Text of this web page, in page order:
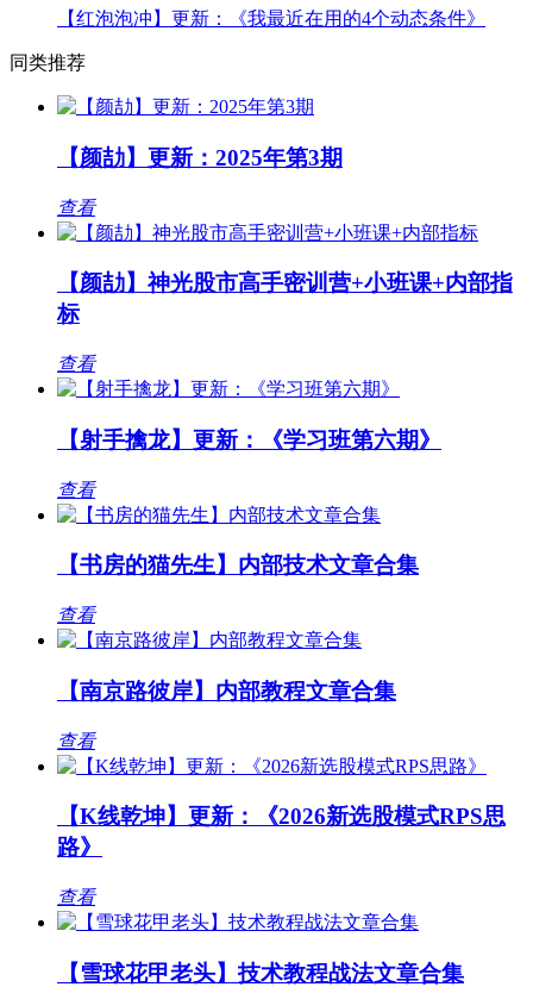
【红泡泡冲】更新：《我最近在用的4个动态条件》
同类推荐
【颜劼】更新：2025年第3期
查看
【颜劼】神光股市高手密训营+小班课+内部指
标
查看
【射手擒龙】更新：《学习班第六期》
查看
【书房的猫先生】内部技术文章合集
查看
【南京路彼岸】内部教程文章合集
查看
【K线乾坤】更新：《2026新选股模式RPS思
路》
查看
【雪球花甲老头】技术教程战法文章合集